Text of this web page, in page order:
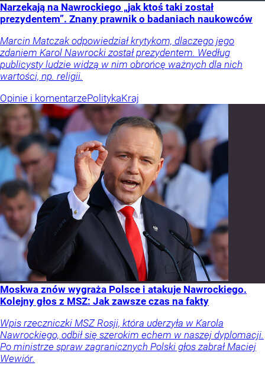
Narzekają na Nawrockiego „jak ktoś taki został
prezydentem”. Znany prawnik o badaniach naukowców
Marcin Matczak odpowiedział krytykom, dlaczego jego
zdaniem Karol Nawrocki został prezydentem. Według
publicysty ludzie widzą w nim obrońcę ważnych dla nich
wartości, np. religii.
Opinie i komentarzePolitykaKraj
Moskwa znów wygraża Polsce i atakuje Nawrockiego.
Kolejny głos z MSZ: Jak zawsze czas na fakty
Wpis rzeczniczki MSZ Rosji, która uderzyła w Karola
Nawrockiego, odbił się szerokim echem w naszej dyplomacji.
Po ministrze spraw zagranicznych Polski głos zabrał Maciej
Wewiór.